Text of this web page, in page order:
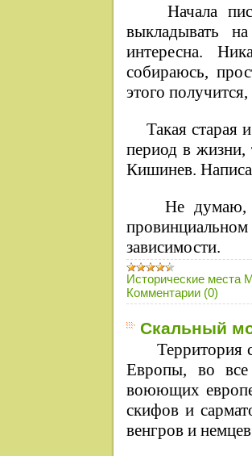
Начала
выкладывать
интересна. Н
собираюсь,
этого
Такая старая
период в жизни,
Кишинев.
Не думаю,
зависимости.
Исторические места
Комментарии (0)
Скальный
Территория
Европы, во все
воюющих
скифов и
венгров и